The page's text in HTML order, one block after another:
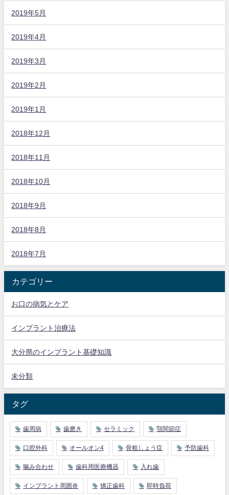
2019年5月
2019年4月
2019年3月
2019年2月
2019年1月
2018年12月
2018年11月
2018年10月
2018年9月
2018年8月
2018年7月
カテゴリー
お口の病気とケア
インプラント治療法
大分県のインプラント基礎知識
未分類
タグ
歯周病 歯磨き セラミック 顎関節症
口腔外科 オールオン4 骨粗しょう症 予防歯科
噛み合わせ 歯科用医療機器 入れ歯
インプラント周囲炎 矯正歯科 即時負荷